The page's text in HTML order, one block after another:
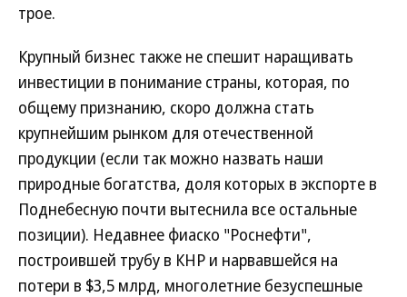
трое.
Крупный бизнес также не спешит наращивать
инвестиции в понимание страны, которая, по
общему признанию, скоро должна стать
крупнейшим рынком для отечественной
продукции (если так можно назвать наши
природные богатства, доля которых в экспорте в
Поднебесную почти вытеснила все остальные
позиции). Недавнее фиаско "Роснефти",
построившей трубу в КНР и нарвавшейся на
потери в $3,5 млрд, многолетние безуспешные